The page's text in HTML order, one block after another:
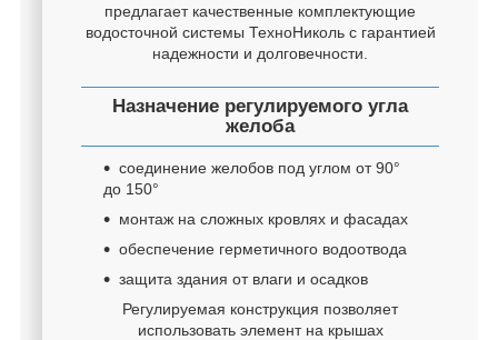
предлагает качественные комплектующие
водосточной системы ТехноНиколь с гарантией
надежности и долговечности.
Назначение регулируемого угла
желоба
соединение желобов под углом от 90°
до 150°
монтаж на сложных кровлях и фасадах
обеспечение герметичного водоотвода
защита здания от влаги и осадков
Регулируемая конструкция позволяет
использовать элемент на крышах